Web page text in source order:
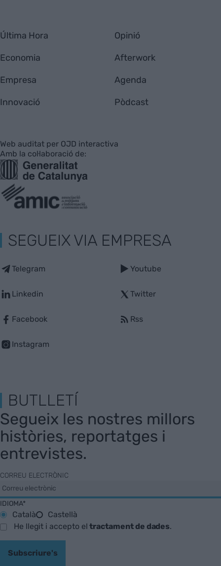
Última Hora
Economia
Empresa
Innovació
Opinió
Afterwork
Agenda
Pòdcast
Web auditat per OJD interactiva
Amb la col·laboració de:
SEGUEIX VIA EMPRESA
Telegram
Linkedin
Facebook
Instagram
Youtube
Twitter
Rss
BUTLLETÍ
Segueix les nostres millors
històries, reportatges i
entrevistes.
CORREU ELECTRÒNIC
IDIOMA*
Català
Castellà
He llegit i accepto eltractament de dades.
Subscriure's